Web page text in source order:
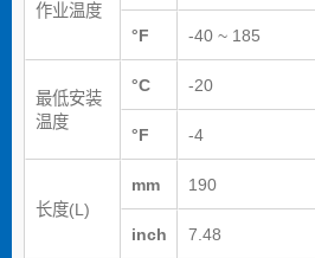
作业温度
°F -40 ~ 185
最低安装
温度
°C -20
°F -4
长度(L)
mm 190
inch 7.48